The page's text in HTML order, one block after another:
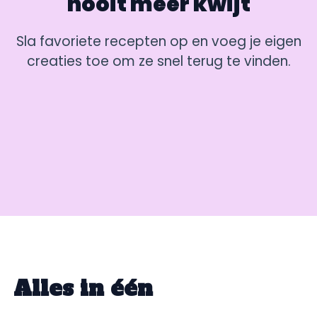
Sla favoriete recepten op en voeg je eigen
creaties toe om ze snel terug te vinden.
Alles in één